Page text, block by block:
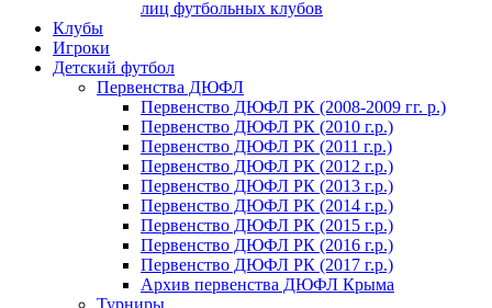
лиц футбольных клубов
Клубы
Игроки
Детский футбол
Первенства ДЮФЛ
Первенство ДЮФЛ РК (2008-2009 гг. р.)
Первенство ДЮФЛ РК (2010 г.р.)
Первенство ДЮФЛ РК (2011 г.р.)
Первенство ДЮФЛ РК (2012 г.р.)
Первенство ДЮФЛ РК (2013 г.р.)
Первенство ДЮФЛ РК (2014 г.р.)
Первенство ДЮФЛ РК (2015 г.р.)
Первенство ДЮФЛ РК (2016 г.р.)
Первенство ДЮФЛ РК (2017 г.р.)
Архив первенства ДЮФЛ Крыма
Турниры